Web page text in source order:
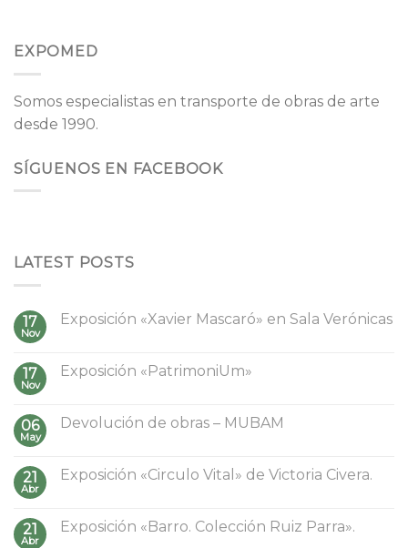
EXPOMED
Somos especialistas en transporte de obras de arte
desde 1990.
SÍGUENOS EN FACEBOOK
LATEST POSTS
17
Nov
Exposición «Xavier Mascaró» en Sala Verónicas
17
Nov
Exposición «PatrimoniUm»
06
May
Devolución de obras – MUBAM
21
Abr
Exposición «Circulo Vital» de Victoria Civera.
21
Abr
Exposición «Barro. Colección Ruiz Parra».